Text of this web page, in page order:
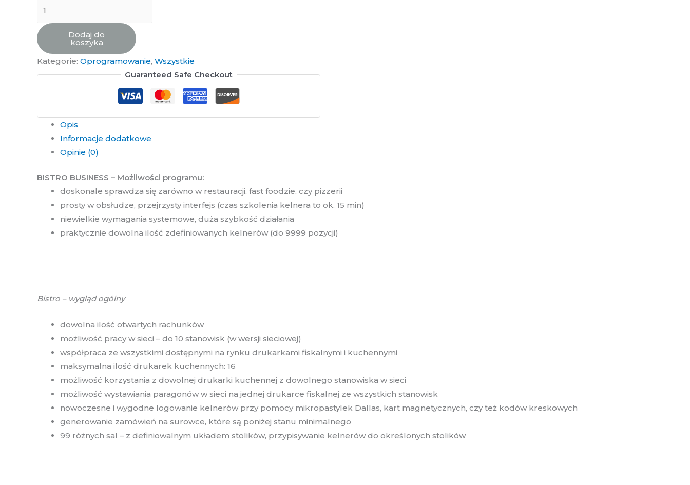
Dodaj do
koszyka
Kategorie: Oprogramowanie, Wszystkie
Guaranteed Safe Checkout
Opis
Informacje dodatkowe
Opinie (0)
BISTRO BUSINESS – Możliwości programu:
doskonale sprawdza się zarówno w restauracji, fast foodzie, czy pizzerii
prosty w obsłudze, przejrzysty interfejs (czas szkolenia kelnera to ok. 15 min)
niewielkie wymagania systemowe, duża szybkość działania
praktycznie dowolna ilość zdefiniowanych kelnerów (do 9999 pozycji)
Bistro – wygląd ogólny
dowolna ilość otwartych rachunków
możliwość pracy w sieci – do 10 stanowisk (w wersji sieciowej)
współpraca ze wszystkimi dostępnymi na rynku drukarkami fiskalnymi i kuchennymi
maksymalna ilość drukarek kuchennych: 16
możliwość korzystania z dowolnej drukarki kuchennej z dowolnego stanowiska w sieci
możliwość wystawiania paragonów w sieci na jednej drukarce fiskalnej ze wszystkich stanowisk
nowoczesne i wygodne logowanie kelnerów przy pomocy mikropastylek Dallas, kart magnetycznych, czy też kodów kreskowych
generowanie zamówień na surowce, które są poniżej stanu minimalnego
99 różnych sal – z definiowalnym układem stolików, przypisywanie kelnerów do określonych stolików